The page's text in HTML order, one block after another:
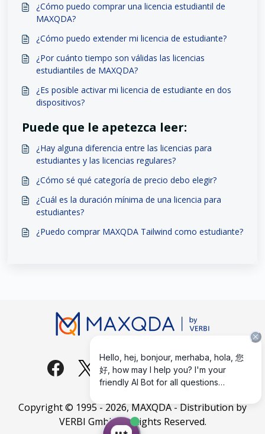
¿Cómo puedo comprar una licencia estudiantil de
MAXQDA?
¿Cómo puedo extender mi licencia de estudiante?
¿Por cuánto tiempo son válidas las licencias
estudiantiles de MAXQDA?
¿Es posible activar mi licencia de estudiante en dos
dispositivos?
Puede que le apetezca leer:
¿Hay alguna diferencia entre las licencias para
estudiantes y las licencias regulares?
¿Cómo sé qué categoría de precio debo elegir?
¿Cuál es la duración mínima de una licencia para
estudiantes?
¿Puedo comprar MAXQDA Tailwind como estudiante?
Copyright © 1995 -2026, MAXQDA - Distribution by
VERBI GmbH. All Rights Reserved.